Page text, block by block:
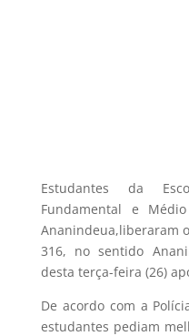
Estudantes da
Fundamental e
Ananindeua,liberaram
316, no sentido
desta terça-feira (26)
De acordo com a
estudantes pediam